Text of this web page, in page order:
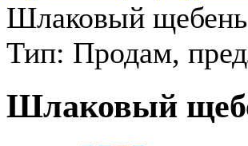
Шлаковый
Тип: Продам,
Шлаковый